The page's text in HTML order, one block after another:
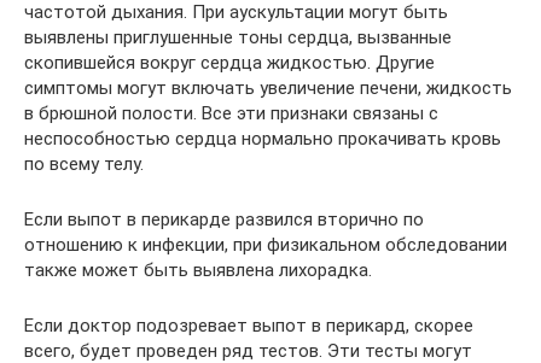
частотой дыхания. При аускультации могут быть
выявлены приглушенные тоны сердца, вызванные
скопившейся вокруг сердца жидкостью. Другие
симптомы могут включать увеличение печени, жидкость
в брюшной полости. Все эти признаки связаны с
неспособностью сердца нормально прокачивать кровь
по всему телу.
Если выпот в перикарде развился вторично по
отношению к инфекции, при физикальном обследовании
также может быть выявлена лихорадка.
Если доктор подозревает выпот в перикард, скорее
всего, будет проведен ряд тестов. Эти тесты могут